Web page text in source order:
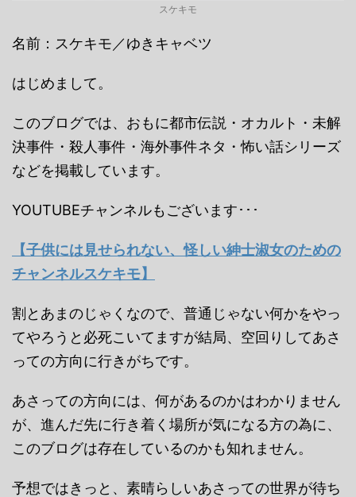
スケキモ
名前：スケキモ／ゆきキャベツ
はじめまして。
このブログでは、おもに都市伝説・オカルト・未解
決事件・殺人事件・海外事件ネタ・怖い話シリーズ
などを掲載しています。
YOUTUBEチャンネルもございます･･･
【子供には見せられない、怪しい紳士淑女のための
チャンネルスケキモ】
割とあまのじゃくなので、普通じゃない何かをやっ
てやろうと必死こいてますが結局、空回りしてあさ
っての方向に行きがちです。
あさっての方向には、何があるのかはわかりません
が、進んだ先に行き着く場所が気になる方の為に、
このブログは存在しているのかも知れません。
予想ではきっと、素晴らしいあさっての世界が待ち